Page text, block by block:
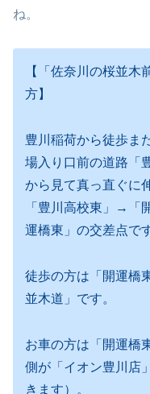
ね。
【「佐奈川の桜並木
方】
豊川稲荷から徒歩ま
場入り口前の道路「
から見て真っ直ぐに
「豊川高校東」→「
運橋東」の交差点で
徒歩の方は「開運橋
並木道」です。
お車の方は「開運橋
側が「イオン豊川店
きます）。